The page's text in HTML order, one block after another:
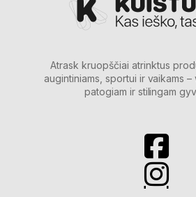
Atrask kruopščiai atrinktus
augintiniams, sportui ir vaikams
patogiam ir stilingam